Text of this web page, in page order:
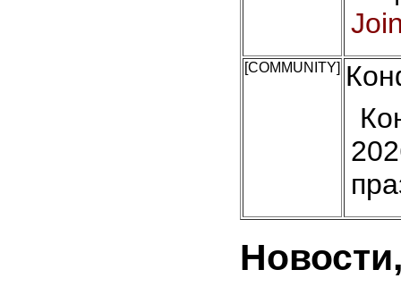
[COMMUNITY]